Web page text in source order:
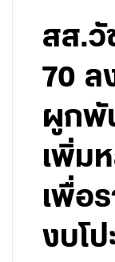
สส.วั
70 ล
ผูกพั
เพิ่ม
เพื่อ
งบโป